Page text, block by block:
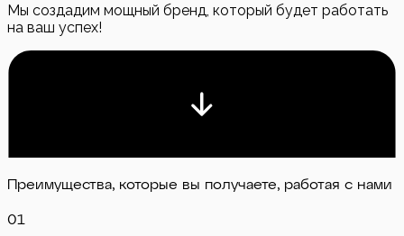
Мы создадим мощный бренд, который будет работать
на ваш успех!
Преимущества, которые вы получаете, работая с нами
01